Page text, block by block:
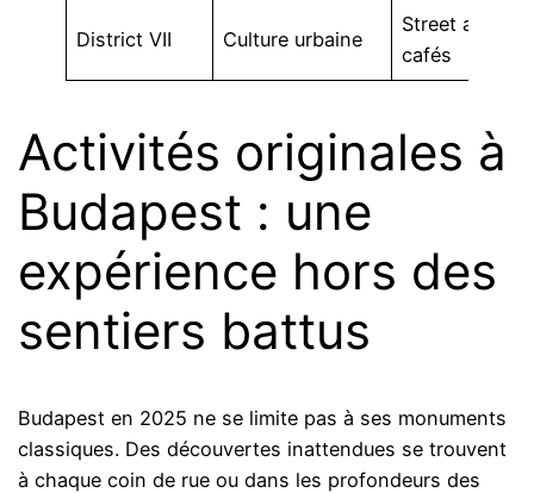
District VII Culture urbaine
Street art,
cafés
Activités originales à
Budapest : une
expérience hors des
sentiers battus
Budapest en 2025 ne se limite pas à ses monuments
classiques. Des découvertes inattendues se trouvent
à chaque coin de rue ou dans les profondeurs des